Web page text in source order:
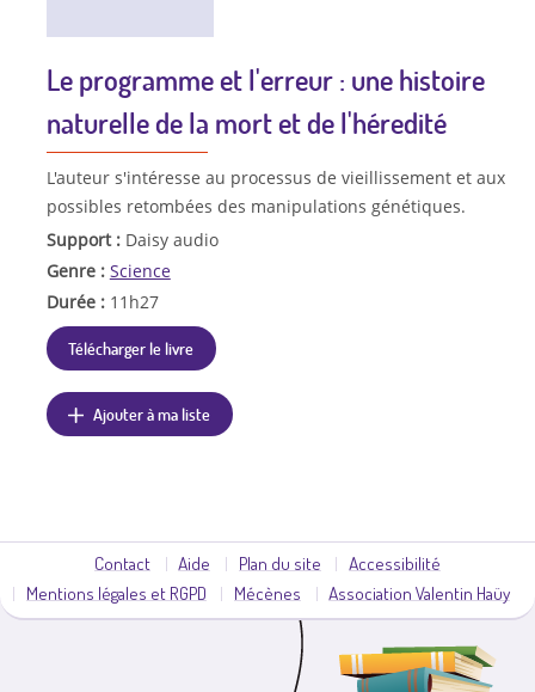
Le programme et l'erreur : une histoire
naturelle de la mort et de l'héredité
L'auteur s'intéresse au processus de vieillissement et aux
possibles retombées des manipulations génétiques.
Support : Daisy audio
Genre : Science
Durée : 11h27
Télécharger le livre
Ajouter à ma liste
Contact Aide Plan du site
Accessibilité
Mentions légales et RGPD
Mécènes Association Valentin Haüy